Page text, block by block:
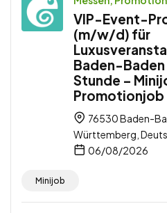
VIP-Event-
(m/w/d) für
Baden-
Stunde –
Promotionjob
76530 Baden-
Württemberg,
06/08/2026
Minijob